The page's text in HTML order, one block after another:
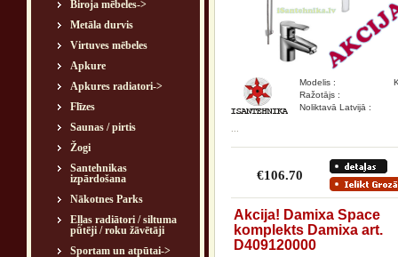
Biroja mēbeles->
Metāla durvis
Virtuves mēbeles
Apkure
Apkures radiatori->
Flīzes
Saunas / pirtis
Žogi
Santehnikas
izpārdošana
Nākotnes Parks
Eļļas radiātori / siltuma
pūtēji / roku žāvētāji
Sportam un atpūtai->
Modelis :
Ražotājs :
Noliktavā Latvijā :
€106.70
Akcija! Damixa Space
komplekts Damixa art.
D409120000